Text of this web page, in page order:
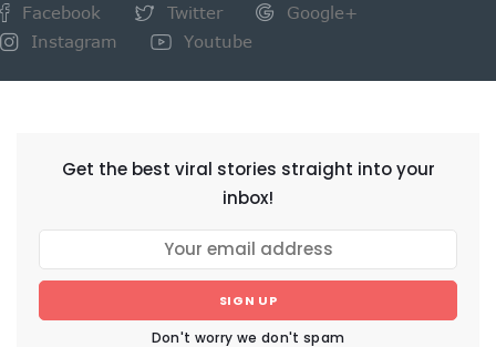
Facebook Twitter
Google+
Instagram
Youtube
Get the best viral stories straight into your
inbox!
SIGN UP
Don't worry we don't spam